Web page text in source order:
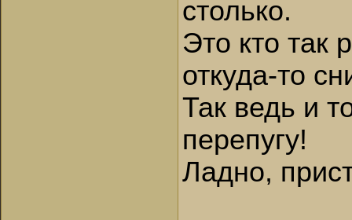
столько.
Это кто так
откуда-то
Так ведь и
перепугу!
Ладно,